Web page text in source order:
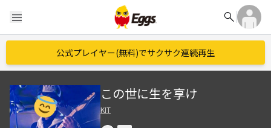
menu search
公式プレイヤー(無料)でサクサク連続再生
この世に生を享け
KIT